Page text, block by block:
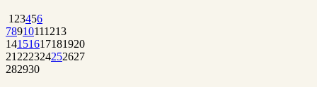
1 23456
78910111213
14151617181920
21 222324252627
282930